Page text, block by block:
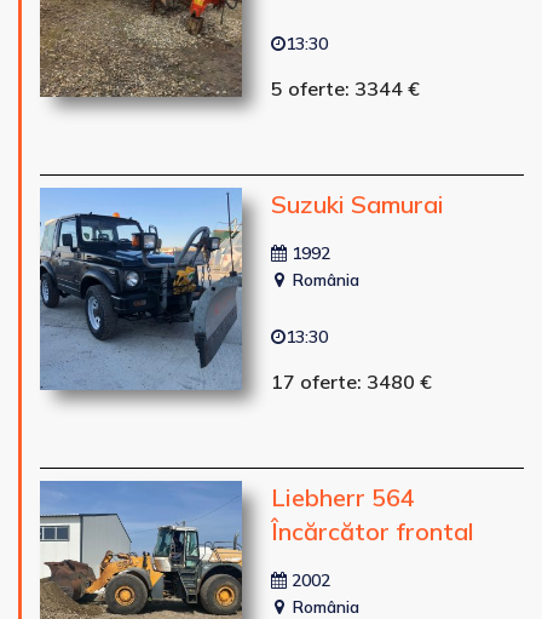
13:30
5 oferte: 3344 €
Suzuki Samurai
1992
România
13:30
17 oferte: 3480 €
Liebherr 564
Încărcător frontal
2002
România